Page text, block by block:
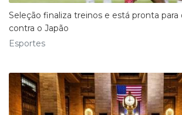
Seleção finaliza treinos e está pronta para
contra o Japão
Esportes